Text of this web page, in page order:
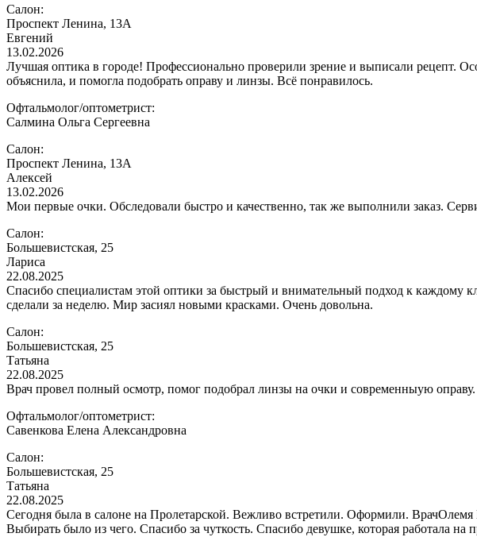
Салон:
Проспект Ленина, 13А
Евгений
13.02.2026
Лучшая оптика в городе! Профессионально проверили зрение и выписали рецепт.
объяснила, и помогла подобрать оправу и линзы. Всё понравилось.
Офтальмолог/оптометрист:
Салмина Ольга Сергеевна
Салон:
Проспект Ленина, 13А
Алексей
13.02.2026
Мои первые очки. Обследовали быстро и качественно, так же выполнили заказ.
Салон:
Большевистская, 25
Лариса
22.08.2025
Спасибо специалистам этой оптики за быстрый и внимательный подход к каждому
сделали за неделю. Мир засиял новыми красками. Очень довольна.
Салон:
Большевистская, 25
Татьяна
22.08.2025
Врач провел полный осмотр, помог подобрал линзы на очки и современныую оправу.
Офтальмолог/оптометрист:
Савенкова Елена Александровна
Салон:
Большевистская, 25
Татьяна
22.08.2025
Сегодня была в салоне на Пролетарской. Вежливо встретили. Оформили.
Выбирать было из чего. Спасибо за чуткость. Спасибо девушке, которая работала